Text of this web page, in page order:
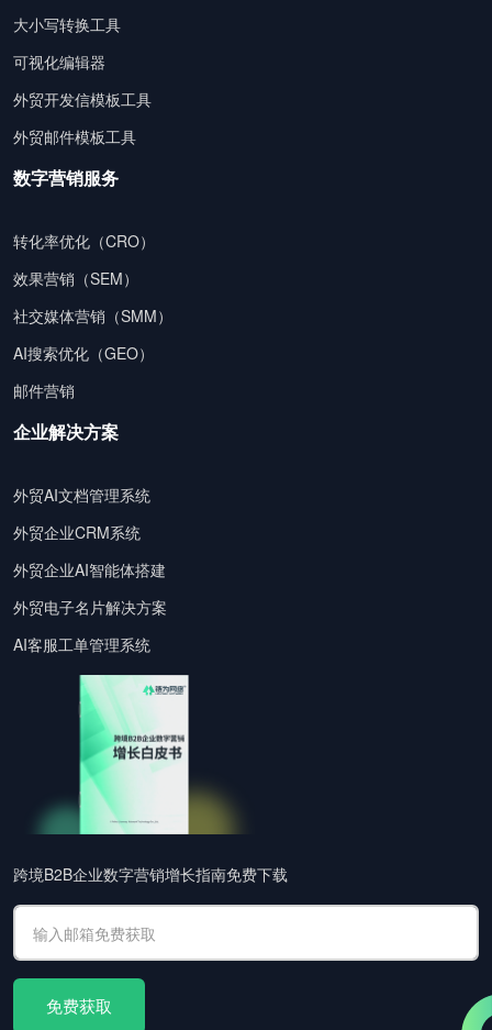
大小写转换工具
可视化编辑器
外贸开发信模板工具
外贸邮件模板工具
数字营销服务
转化率优化（CRO）
效果营销（SEM）
社交媒体营销（SMM）
AI搜索优化（GEO）
邮件营销
企业解决方案
外贸AI文档管理系统
外贸企业CRM系统
外贸企业AI智能体搭建
外贸电子名片解决方案
AI客服工单管理系统
跨境B2B企业数字营销增长指南免费下载